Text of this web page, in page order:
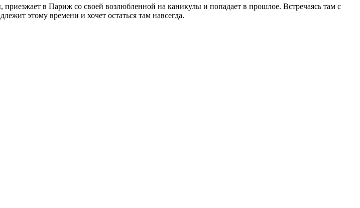
в Париж со своей возлюбленной на каникулы и попадает в прошлое. Встречаясь там с
этому времени и хочет остаться там навсегда.